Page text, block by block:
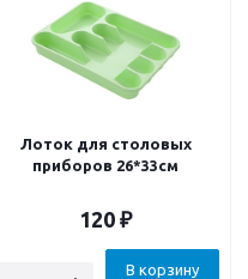
Лоток для столовых
приборов 26*33см
120 ₽
В корзину